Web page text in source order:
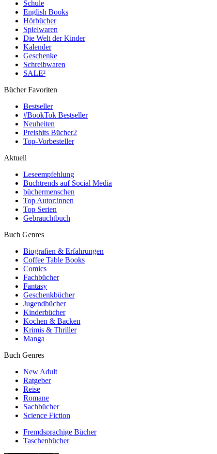
Schule
English Books
Hörbücher
Spielwaren
Die Welt der Kinder
Kalender
Geschenke
Schreibwaren
SALE²
Bücher Favoriten
Bestseller
#BookTok Bestseller
Neuheiten
Preishits Bücher2
Top-Vorbesteller
Aktuell
Leseempfehlung
Buchtrends auf Social Media
büchermenschen
Top Autor:innen
Top Serien
Gebrauchtbuch
Buch Genres
Biografien & Erfahrungen
Coffee Table Books
Comics
Fachbücher
Fantasy
Geschenkbücher
Jugendbücher
Kinderbücher
Kochen & Backen
Krimis & Thriller
Manga
Buch Genres
New Adult
Ratgeber
Reise
Romane
Sachbücher
Science Fiction
Fremdsprachige Bücher
Taschenbücher